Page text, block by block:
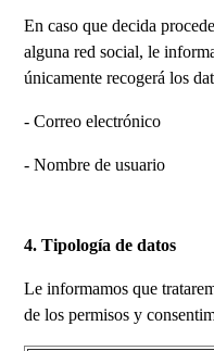
En caso que decida
alguna red social, le
únicamente recogerá los
- Correo electrónico
- Nombre de usuario
4. Tipología de datos
Le informamos que
de los permisos y